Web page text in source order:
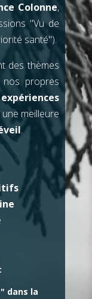
Colonne,
"Vu de
santé").
des thèmes
nos propres
expériences
meilleure
.
dans la